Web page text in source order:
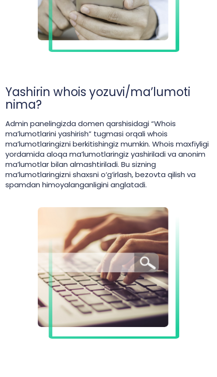
Yashirin whois yozuvi/ma’lumoti
nima?
Admin panelingizda domen qarshisidagi “Whois
ma’lumotlarini yashirish” tugmasi orqali whois
ma’lumotlaringizni berkitishingiz mumkin. Whois maxfiyligi
yordamida aloqa ma’lumotlaringiz yashiriladi va anonim
ma’lumotlar bilan almashtiriladi. Bu sizning
ma’lumotlaringizni shaxsni o‘g‘irlash, bezovta qilish va
spamdan himoyalanganligini anglatadi.